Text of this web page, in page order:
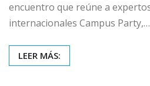
encuentro que reúne a
internacionales Campus Party,…
LEER MÁS: